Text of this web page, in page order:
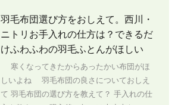
羽毛布団選び方をおしえて。西川・
ニトリお手入れの仕方は？できるだ
けふわふわの羽毛ふとんがほしい
寒くなってきたからあったかい布団がほ
しいよね 羽毛布団の良さについておしえ
て 羽毛布団の選び方を教えて？ 手入れの仕